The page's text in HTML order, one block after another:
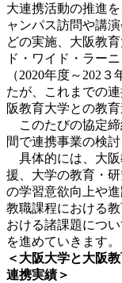
大連携活動の推進
ャンパス訪問や講
どの実施、大阪教
ド・ワイド・ラー
（2020年度～202
たが、これまでの
阪教育大学との教
このたびの協定締
間で連携事業の検
具体的には、大阪
援、大学の教育・
の学習意欲向上や
教職課程における
おける諸課題につ
を進めていきます。
＜大阪大学と大阪
連携実績＞